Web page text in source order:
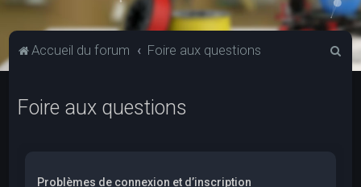
Accueil du forum Foire aux questions
Foire aux questions
Problèmes de connexion et d’inscription